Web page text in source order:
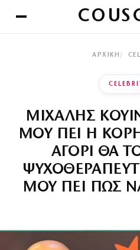
ΑΡΧΙΚΉ
ΜΙΧΑΛΗΣ
ΜΟΥ ΠΕΙ Η
ΑΓΟΡΙ ΘΑ
ΜΟΥ ΠΕΙ ΠΩΣ